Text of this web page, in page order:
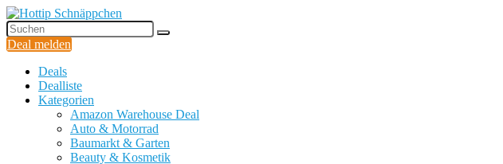
Deal melden
Deals
Dealliste
Kategorien
Amazon Warehouse Deal
Auto & Motorrad
Baumarkt & Garten
Beauty & Kosmetik